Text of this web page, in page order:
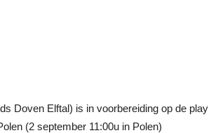
Doven Elftal) is in voorbereiding op de play
(2 september 11:00u in Polen)